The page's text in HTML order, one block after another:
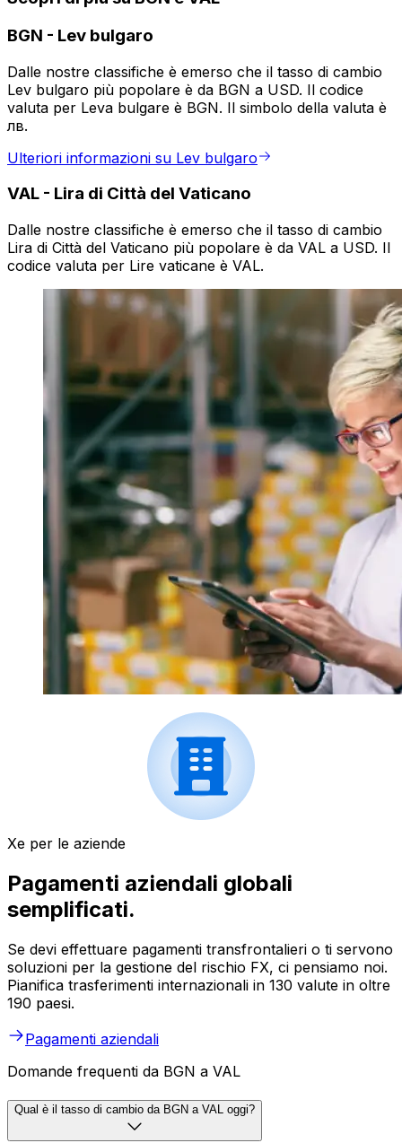
BGN - Lev bulgaro
Dalle nostre classifiche è emerso che il tasso di cambio
Lev bulgaro più popolare è da BGN a USD. Il codice
valuta per Leva bulgare è BGN. Il simbolo della valuta è
лв.
Ulteriori informazioni su Lev bulgaro
VAL - Lira di Città del Vaticano
Dalle nostre classifiche è emerso che il tasso di cambio
Lira di Città del Vaticano più popolare è da VAL a USD. Il
codice valuta per Lire vaticane è VAL.
Xe per le aziende
Pagamenti aziendali globali
semplificati.
Se devi effettuare pagamenti transfrontalieri o ti servono
soluzioni per la gestione del rischio FX, ci pensiamo noi.
Pianifica trasferimenti internazionali in 130 valute in oltre
190 paesi.
Pagamenti aziendali
Domande frequenti da BGN a VAL
Qual è il tasso di cambio da BGN a VAL oggi?